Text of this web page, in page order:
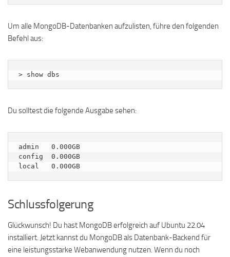
Um alle MongoDB-Datenbanken aufzulisten, führe den folgenden
Befehl aus:
> show dbs
Du solltest die folgende Ausgabe sehen:
admin   0.000GB
config  0.000GB
Schlussfolgerung
Glückwunsch! Du hast MongoDB erfolgreich auf Ubuntu 22.04
installiert. Jetzt kannst du MongoDB als Datenbank-Backend für
eine leistungsstarke Webanwendung nutzen. Wenn du noch